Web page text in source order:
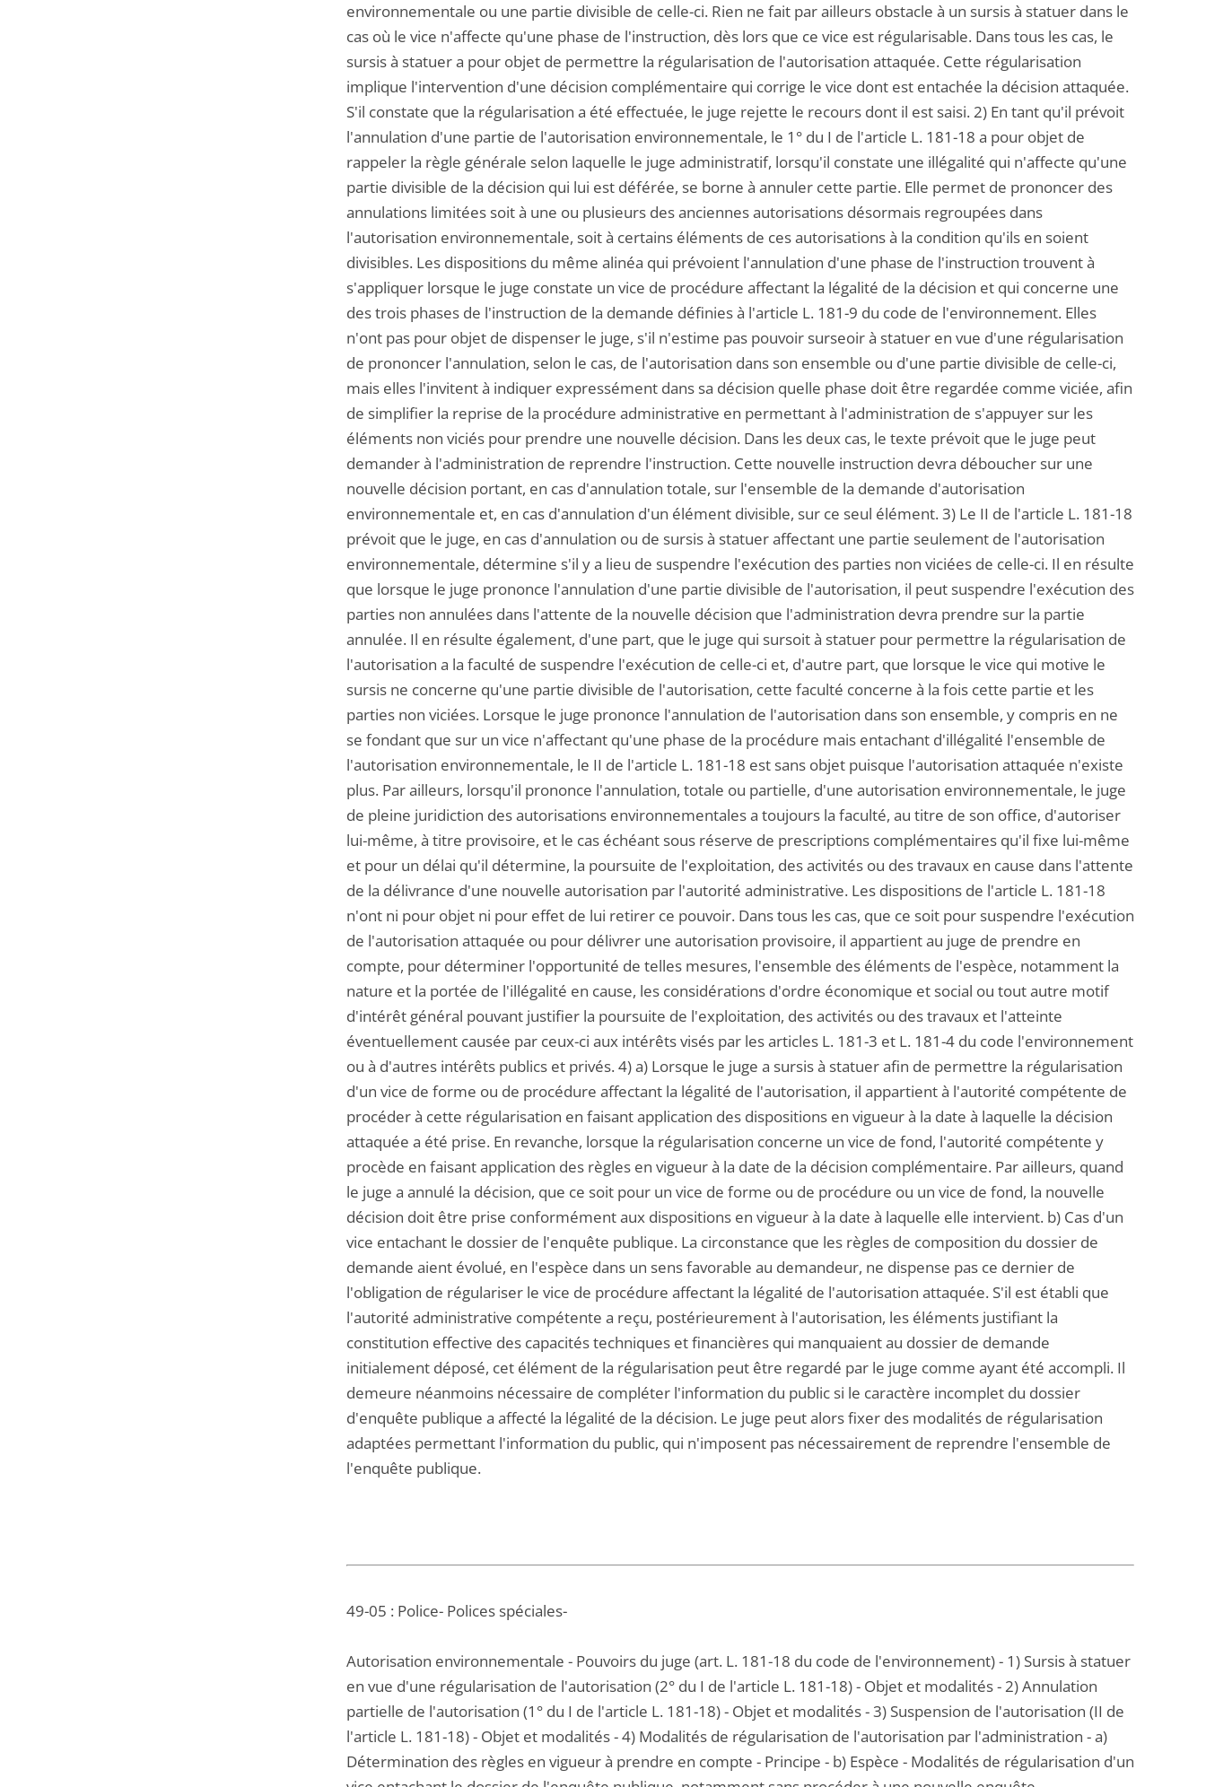
environnementale ou une partie divisible de celle-ci. Rien ne fait par ailleurs obstacle à un sursis à statuer dans le
cas où le vice n'affecte qu'une phase de l'instruction, dès lors que ce vice est régularisable. Dans tous les cas, le
sursis à statuer a pour objet de permettre la régularisation de l'autorisation attaquée. Cette régularisation
implique l'intervention d'une décision complémentaire qui corrige le vice dont est entachée la décision attaquée.
S'il constate que la régularisation a été effectuée, le juge rejette le recours dont il est saisi. 2) En tant qu'il prévoit
l'annulation d'une partie de l'autorisation environnementale, le 1° du I de l'article L. 181-18 a pour objet de
rappeler la règle générale selon laquelle le juge administratif, lorsqu'il constate une illégalité qui n'affecte qu'une
partie divisible de la décision qui lui est déférée, se borne à annuler cette partie. Elle permet de prononcer des
annulations limitées soit à une ou plusieurs des anciennes autorisations désormais regroupées dans
l'autorisation environnementale, soit à certains éléments de ces autorisations à la condition qu'ils en soient
divisibles. Les dispositions du même alinéa qui prévoient l'annulation d'une phase de l'instruction trouvent à
s'appliquer lorsque le juge constate un vice de procédure affectant la légalité de la décision et qui concerne une
des trois phases de l'instruction de la demande définies à l'article L. 181-9 du code de l'environnement. Elles
n'ont pas pour objet de dispenser le juge, s'il n'estime pas pouvoir surseoir à statuer en vue d'une régularisation
de prononcer l'annulation, selon le cas, de l'autorisation dans son ensemble ou d'une partie divisible de celle-ci,
mais elles l'invitent à indiquer expressément dans sa décision quelle phase doit être regardée comme viciée, afin
de simplifier la reprise de la procédure administrative en permettant à l'administration de s'appuyer sur les
éléments non viciés pour prendre une nouvelle décision. Dans les deux cas, le texte prévoit que le juge peut
demander à l'administration de reprendre l'instruction. Cette nouvelle instruction devra déboucher sur une
nouvelle décision portant, en cas d'annulation totale, sur l'ensemble de la demande d'autorisation
environnementale et, en cas d'annulation d'un élément divisible, sur ce seul élément. 3) Le II de l'article L. 181-18
prévoit que le juge, en cas d'annulation ou de sursis à statuer affectant une partie seulement de l'autorisation
environnementale, détermine s'il y a lieu de suspendre l'exécution des parties non viciées de celle-ci. Il en résulte
que lorsque le juge prononce l'annulation d'une partie divisible de l'autorisation, il peut suspendre l'exécution des
parties non annulées dans l'attente de la nouvelle décision que l'administration devra prendre sur la partie
annulée. Il en résulte également, d'une part, que le juge qui sursoit à statuer pour permettre la régularisation de
l'autorisation a la faculté de suspendre l'exécution de celle-ci et, d'autre part, que lorsque le vice qui motive le
sursis ne concerne qu'une partie divisible de l'autorisation, cette faculté concerne à la fois cette partie et les
parties non viciées. Lorsque le juge prononce l'annulation de l'autorisation dans son ensemble, y compris en ne
se fondant que sur un vice n'affectant qu'une phase de la procédure mais entachant d'illégalité l'ensemble de
l'autorisation environnementale, le II de l'article L. 181-18 est sans objet puisque l'autorisation attaquée n'existe
plus. Par ailleurs, lorsqu'il prononce l'annulation, totale ou partielle, d'une autorisation environnementale, le juge
de pleine juridiction des autorisations environnementales a toujours la faculté, au titre de son office, d'autoriser
lui-même, à titre provisoire, et le cas échéant sous réserve de prescriptions complémentaires qu'il fixe lui-même
et pour un délai qu'il détermine, la poursuite de l'exploitation, des activités ou des travaux en cause dans l'attente
de la délivrance d'une nouvelle autorisation par l'autorité administrative. Les dispositions de l'article L. 181-18
n'ont ni pour objet ni pour effet de lui retirer ce pouvoir. Dans tous les cas, que ce soit pour suspendre l'exécution
de l'autorisation attaquée ou pour délivrer une autorisation provisoire, il appartient au juge de prendre en
compte, pour déterminer l'opportunité de telles mesures, l'ensemble des éléments de l'espèce, notamment la
nature et la portée de l'illégalité en cause, les considérations d'ordre économique et social ou tout autre motif
d'intérêt général pouvant justifier la poursuite de l'exploitation, des activités ou des travaux et l'atteinte
éventuellement causée par ceux-ci aux intérêts visés par les articles L. 181-3 et L. 181-4 du code l'environnement
ou à d'autres intérêts publics et privés. 4) a) Lorsque le juge a sursis à statuer afin de permettre la régularisation
d'un vice de forme ou de procédure affectant la légalité de l'autorisation, il appartient à l'autorité compétente de
procéder à cette régularisation en faisant application des dispositions en vigueur à la date à laquelle la décision
attaquée a été prise. En revanche, lorsque la régularisation concerne un vice de fond, l'autorité compétente y
procède en faisant application des règles en vigueur à la date de la décision complémentaire. Par ailleurs, quand
le juge a annulé la décision, que ce soit pour un vice de forme ou de procédure ou un vice de fond, la nouvelle
décision doit être prise conformément aux dispositions en vigueur à la date à laquelle elle intervient. b) Cas d'un
vice entachant le dossier de l'enquête publique. La circonstance que les règles de composition du dossier de
demande aient évolué, en l'espèce dans un sens favorable au demandeur, ne dispense pas ce dernier de
l'obligation de régulariser le vice de procédure affectant la légalité de l'autorisation attaquée. S'il est établi que
l'autorité administrative compétente a reçu, postérieurement à l'autorisation, les éléments justifiant la
constitution effective des capacités techniques et financières qui manquaient au dossier de demande
initialement déposé, cet élément de la régularisation peut être regardé par le juge comme ayant été accompli. Il
demeure néanmoins nécessaire de compléter l'information du public si le caractère incomplet du dossier
d'enquête publique a affecté la légalité de la décision. Le juge peut alors fixer des modalités de régularisation
adaptées permettant l'information du public, qui n'imposent pas nécessairement de reprendre l'ensemble de
l'enquête publique.
49-05 : Police- Polices spéciales-
Autorisation environnementale - Pouvoirs du juge (art. L. 181-18 du code de l'environnement) - 1) Sursis à statuer
en vue d'une régularisation de l'autorisation (2° du I de l'article L. 181-18) - Objet et modalités - 2) Annulation
partielle de l'autorisation (1° du I de l'article L. 181-18) - Objet et modalités - 3) Suspension de l'autorisation (II de
l'article L. 181-18) - Objet et modalités - 4) Modalités de régularisation de l'autorisation par l'administration - a)
Détermination des règles en vigueur à prendre en compte - Principe - b) Espèce - Modalités de régularisation d'un